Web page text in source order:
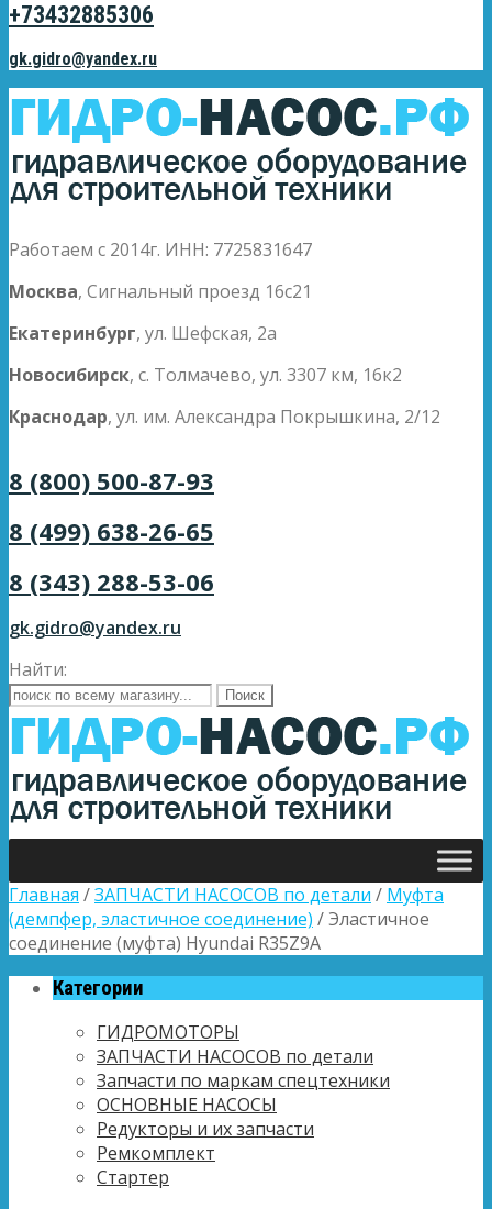
+73432885306
gk.gidro@yandex.ru
Работаем с 2014г. ИНН: 7725831647
Москва, Сигнальный проезд 16с21
Екатеринбург, ул. Шефская, 2а
Новосибирск, с. Толмачево, ул. 3307 км, 16к2
Краснодар, ул. им. Александра Покрышкина, 2/12
8 (800) 500-87-93
8 (499) 638-26-65
8 (343) 288-53-06
gk.gidro@yandex.ru
Найти:
Главная /ЗАПЧАСТИ НАСОСОВ по детали / Муфта
(демпфер, эластичное соединение) / Эластичное
соединение (муфта) Hyundai R35Z9A
Категории
ГИДРОМОТОРЫ
ЗАПЧАСТИ НАСОСОВ по детали
Запчасти по маркам спецтехники
ОСНОВНЫЕ НАСОСЫ
Редукторы и их запчасти
Ремкомплект
Стартер